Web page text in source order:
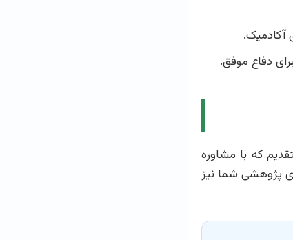
آکادمیک.
دفاع موفق.
که با مشاوره
پژوهشی شما نیز